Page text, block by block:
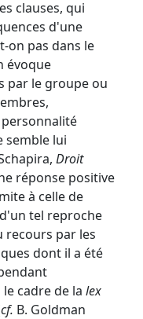
clauses, qui
d'une
on pas dans le
évoque
par le groupe ou
semble lui
Droit
réponse positive
à celle de
tel reproche
recours par les
dont il a été
cadre de la lex
cf. B. Goldman